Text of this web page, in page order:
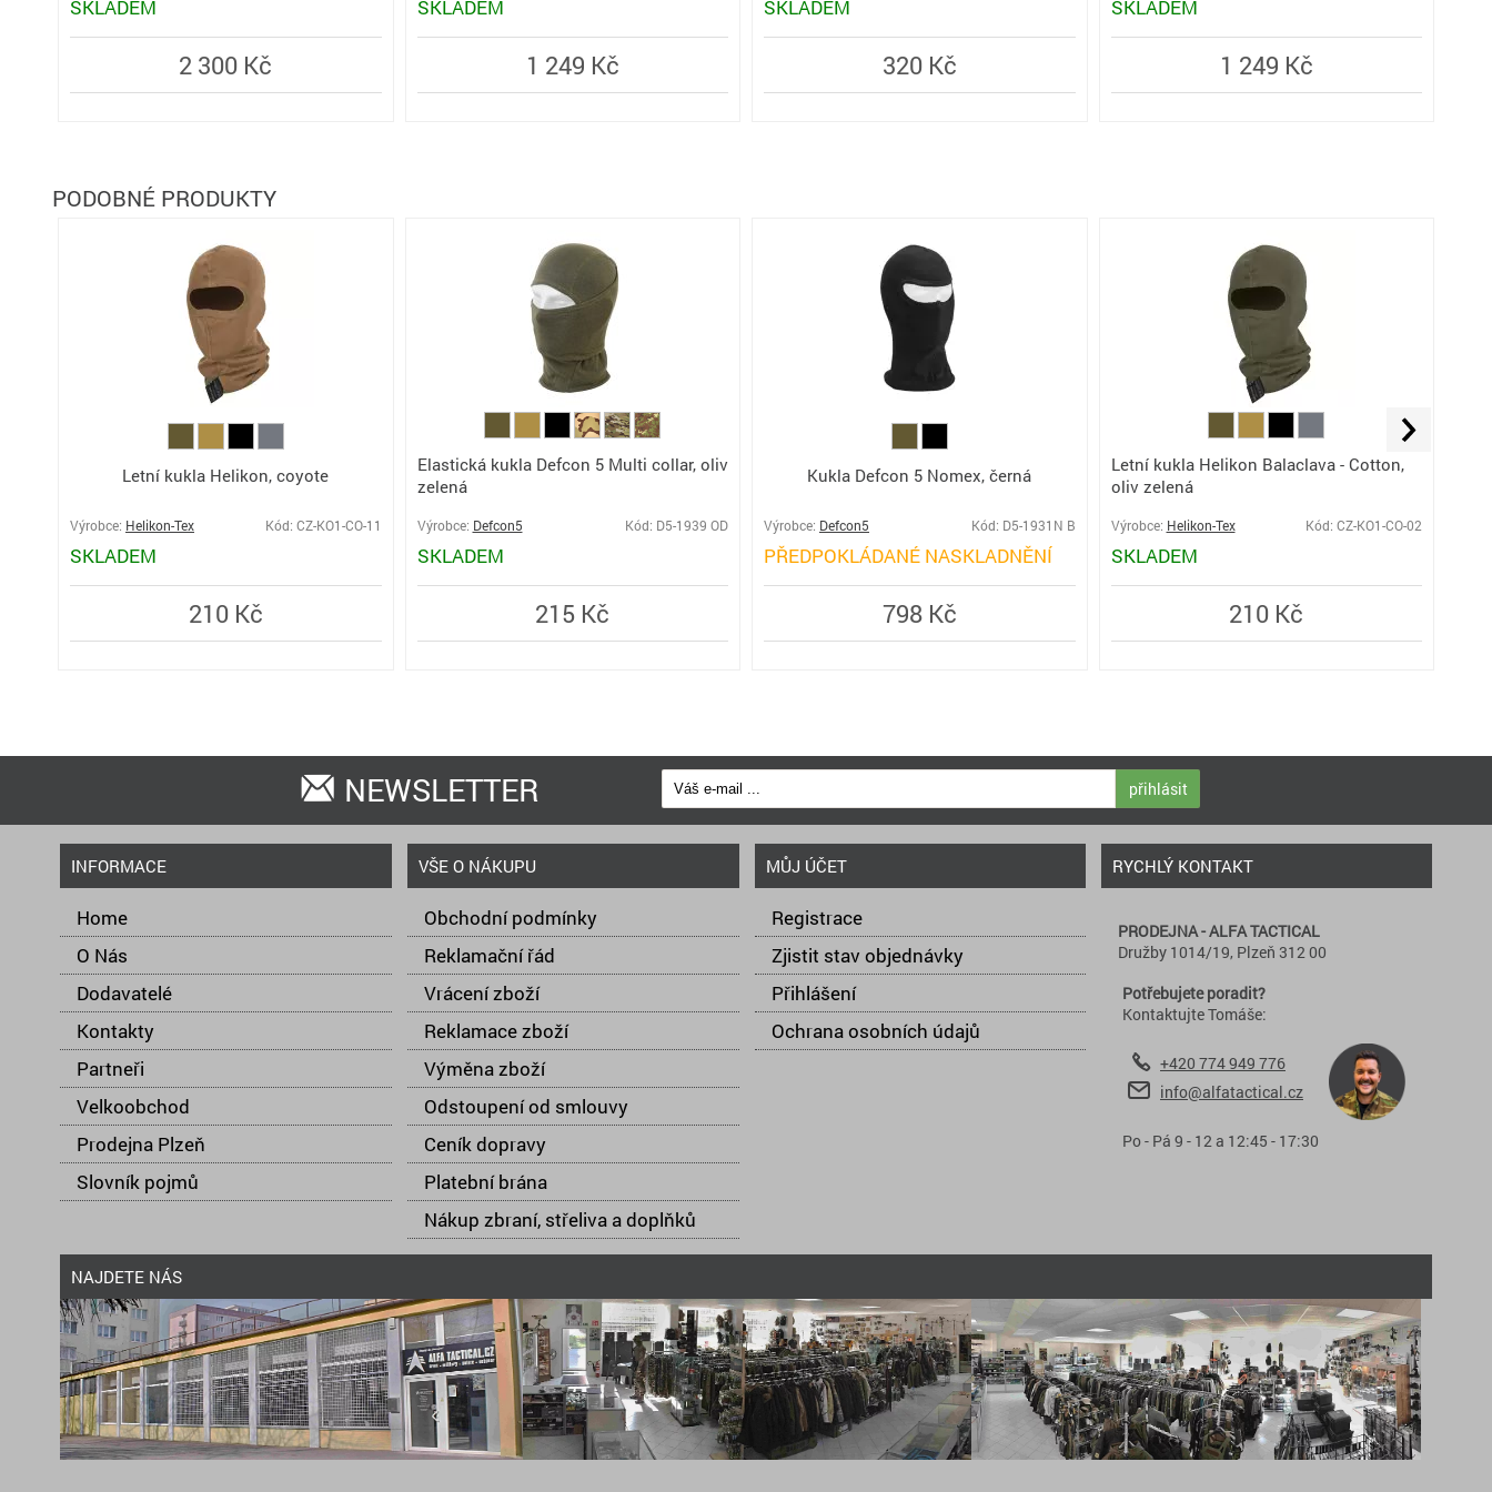
SKLADEM
2 300 Kč
SKLADEM
1 249 Kč
SKLADEM
320 Kč
SKLADEM
1 249 Kč
PODOBNÉ PRODUKTY
Letní kukla Helikon, coyote
Výrobce: Helikon-Tex Kód: CZ-KO1-CO-11
SKLADEM
210 Kč
Elastická kukla Defcon 5 Multi collar, oliv
zelená
Výrobce: Defcon5 Kód: D5-1939 OD
SKLADEM
215 Kč
Kukla Defcon 5 Nomex, černá
Výrobce: Defcon5 Kód: D5-1931N B
PŘEDPOKLÁDANÉ NASKLADNĚNÍ
798 Kč
Letní kukla Helikon Balaclava - Cotton,
oliv zelená
Výrobce: Helikon-Tex Kód: CZ-KO1-CO-02
SKLADEM
210 Kč
NEWSLETTER přihlásit
INFORMACE
Home
O Nás
Dodavatelé
Kontakty
Partneři
Velkoobchod
Prodejna Plzeň
Slovník pojmů
VŠE O NÁKUPU
Obchodní podmínky
Reklamační řád
Vrácení zboží
Reklamace zboží
Výměna zboží
Odstoupení od smlouvy
Ceník dopravy
Platební brána
Nákup zbraní, střeliva a doplňků
MŮJ ÚČET
Registrace
Zjistit stav objednávky
Přihlášení
Ochrana osobních údajů
RYCHLÝ KONTAKT
PRODEJNA - ALFA TACTICAL
Družby 1014/19, Plzeň 312 00
Potřebujete poradit?
Kontaktujte Tomáše:
+420 774 949 776
info@alfatactical.cz
Po - Pá 9 - 12 a 12:45 - 17:30
NAJDETE NÁS